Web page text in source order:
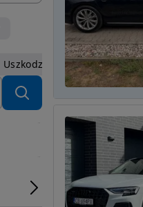
Uszkodzony